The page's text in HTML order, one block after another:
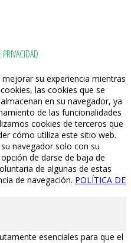
su experiencia mientras
las cookies que se
en su navegador, ya
de las funcionalidades
cookies de terceros que
cómo utiliza este sitio web.
navegador solo con su
de darse de baja de
de algunas de estas
de navegación. POLÍTICA DE
esenciales para que el